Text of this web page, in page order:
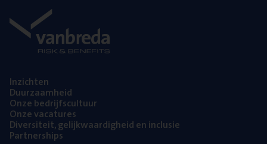
Inzich­ten
Duur­zaam­heid
Onze bedrijfs­cul­tuur
Onze vaca­tu­res
Diver­si­teit, gelijk­waar­dig­heid en inclusie
Part­ner­ships